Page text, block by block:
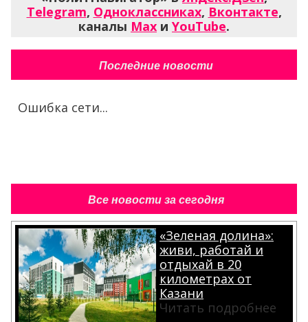
Telegram, Одноклассниках, Вконтакте,
каналы Max и YouTube.
Последние новости
Ошибка сети...
Все новости за сегодня
«Зеленая долина»:
живи, работай и
отдыхай в 20
километрах от
Казани
Читать подробнее